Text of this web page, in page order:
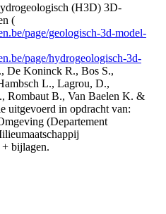
(H3D) 3D-
(
page/geologisch-3d-model-
page/hydrogeologisch-3d-
De Koninck R., Bos S.,
L., Lagrou, D.,
Rombaut B., Van Baelen K. &
uitgevoerd in opdracht van:
(Departement
bijlagen.